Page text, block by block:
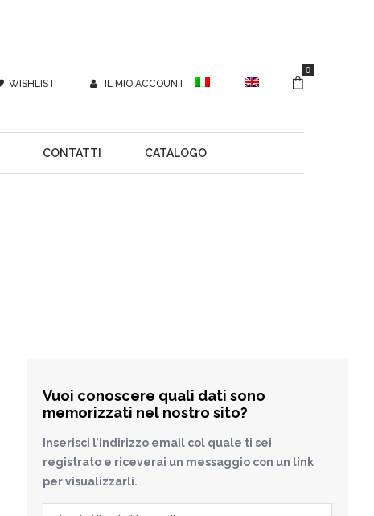
WISHLIST IL MIO ACCOUNT
0
CONTATTI CATALOGO
Vuoi conoscere quali dati sono
memorizzati nel nostro sito?
Inserisci l’indirizzo email col quale ti sei
registrato e riceverai un messaggio con un link
per visualizzarli.